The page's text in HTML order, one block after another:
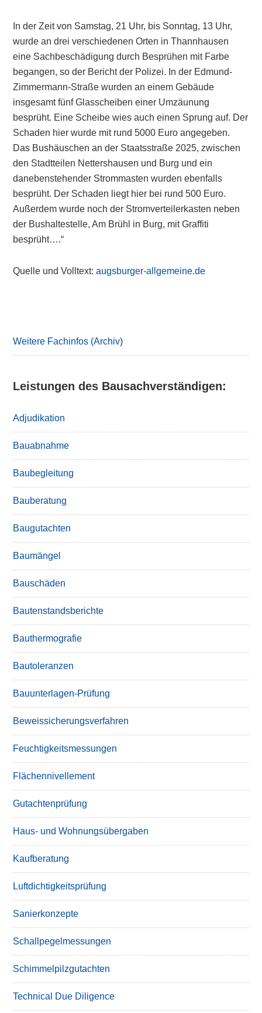
In der Zeit von Samstag, 21 Uhr, bis Sonntag, 13 Uhr,
wurde an drei verschiedenen Orten in Thannhausen
eine Sachbeschädigung durch Besprühen mit Farbe
begangen, so der Bericht der Polizei. In der Edmund-
Zimmermann-Straße wurden an einem Gebäude
insgesamt fünf Glasscheiben einer Umzäunung
besprüht. Eine Scheibe wies auch einen Sprung auf. Der
Schaden hier wurde mit rund 5000 Euro angegeben.
Das Bushäuschen an der Staatsstraße 2025, zwischen
den Stadtteilen Nettershausen und Burg und ein
danebenstehender Strommasten wurden ebenfalls
besprüht. Der Schaden liegt hier bei rund 500 Euro.
Außerdem wurde noch der Stromverteilerkasten neben
der Bushaltestelle, Am Brühl in Burg, mit Graffiti
besprüht….“
Quelle und Volltext:augsburger-allgemeine.de
Weitere Fachinfos (Archiv)
Leistungen des Bausachverständigen:
Adjudikation
Bauabnahme
Baubegleitung
Bauberatung
Baugutachten
Baumängel
Bauschäden
Bautenstandsberichte
Bauthermografie
Bautoleranzen
Bauunterlagen-Prüfung
Beweissicherungsverfahren
Feuchtigkeitsmessungen
Flächennivellement
Gutachtenprüfung
Haus- und Wohnungsübergaben
Kaufberatung
Luftdichtigkeitsprüfung
Sanierkonzepte
Schallpegelmessungen
Schimmelpilzgutachten
Technical Due Diligence